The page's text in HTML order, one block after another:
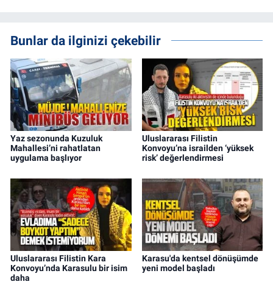
Bunlar da ilginizi çekebilir
Yaz sezonunda Kuzuluk
Mahallesi’ni rahatlatan
uygulama başlıyor
Uluslararası Filistin
Konvoyu’na israilden ‘yüksek
risk’ değerlendirmesi
Uluslararası Filistin Kara
Konvoyu’nda Karasulu bir isim
daha
Karasu'da kentsel dönüşümde
yeni model başladı